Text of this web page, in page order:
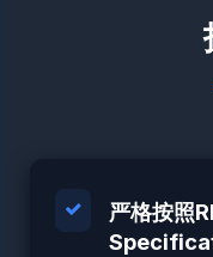
严格按照